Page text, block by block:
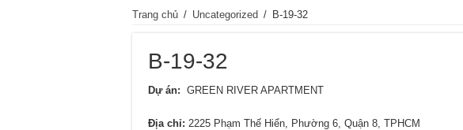
Trang chủ / Uncategorized / B-19-32
B-19-32
Dự án: GREEN RIVER APARTMENT
Địa chỉ: 2225 Phạm Thế Hiển, Phường 6, Quận 8, TPHCM